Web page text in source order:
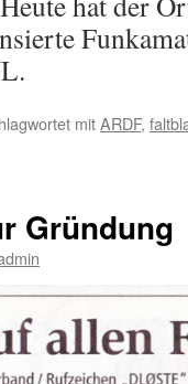
mitARDF,
Gründung